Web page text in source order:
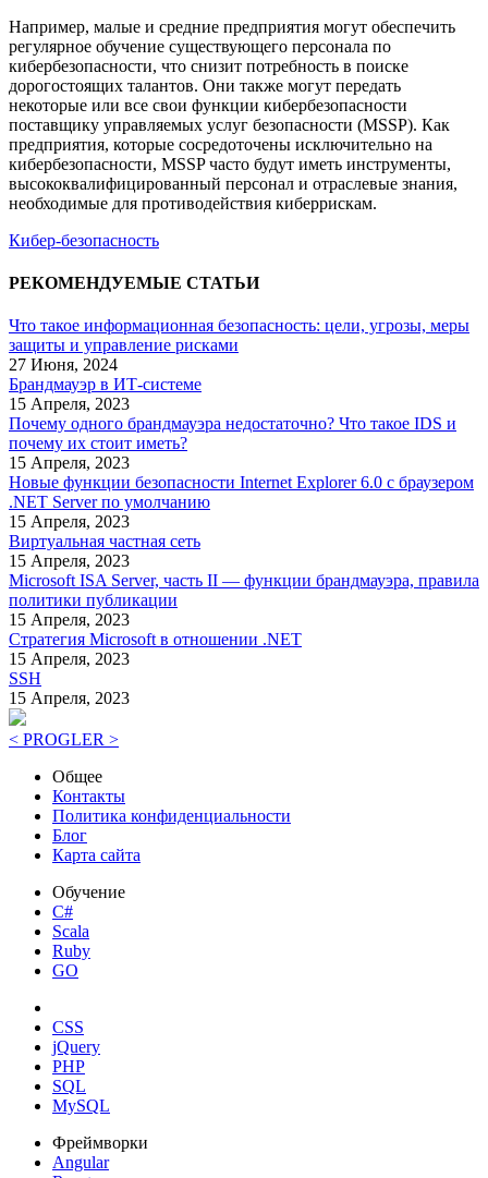
Например, малые и средние предприятия могут обеспечить
регулярное обучение существующего персонала по
кибербезопасности, что снизит потребность в поиске
дорогостоящих талантов. Они также могут передать
некоторые или все свои функции кибербезопасности
поставщику управляемых услуг безопасности (MSSP). Как
предприятия, которые сосредоточены исключительно на
кибербезопасности, MSSP часто будут иметь инструменты,
высококвалифицированный персонал и отраслевые знания,
необходимые для противодействия киберрискам.
Кибер-безопасность
РЕКОМЕНДУЕМЫЕ СТАТЬИ
Что такое информационная безопасность: цели, угрозы, меры
защиты и управление рисками
27 Июня, 2024
Брандмауэр в ИТ-системе
15 Апреля, 2023
Почему одного брандмауэра недостаточно? Что такое IDS и
почему их стоит иметь?
15 Апреля, 2023
Новые функции безопасности Internet Explorer 6.0 с браузером
.NET Server по умолчанию
15 Апреля, 2023
Виртуальная частная сеть
15 Апреля, 2023
Microsoft ISA Server, часть II — функции брандмауэра, правила
политики публикации
15 Апреля, 2023
Стратегия Microsoft в отношении .NET
15 Апреля, 2023
SSH
15 Апреля, 2023
< PROGLER >
Общее
Контакты
Политика конфиденциальности
Блог
Карта сайта
Обучение
C#
Scala
Ruby
GO
CSS
jQuery
PHP
SQL
MySQL
Фреймворки
Angular